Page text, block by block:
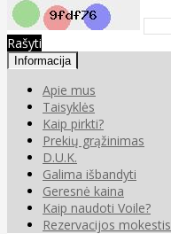
Rašyti
Informacija
Apie mus
Taisyklės
Kaip pirkti?
Prekių grąžinimas
D.U.K.
Galima išbandyti
Geresnė kaina
Kaip naudoti Voile?
Rezervacijos mokestis